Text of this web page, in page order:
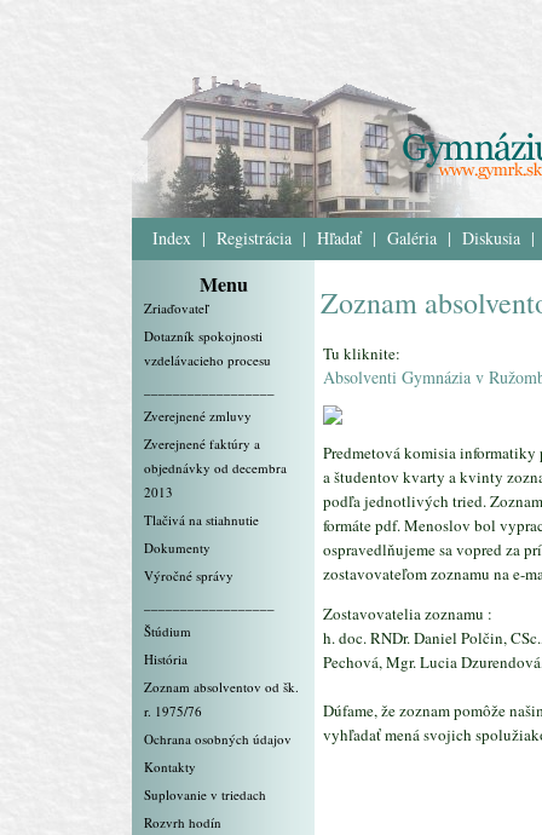
Index | Registrácia | Hľadať | Galéria | Diskusia |
Menu
Zriaďovateľ
Dotazník spokojnosti
vzdelávacieho procesu
Zverejnené zmluvy
Zverejnené faktúry a
objednávky od decembra
2013
Tlačivá na stiahnutie
Dokumenty
Výročné správy
Štúdium
História
Zoznam absolventov od šk.
r. 1975/76
Ochrana osobných údajov
Kontakty
Suplovanie v triedach
Rozvrh hodín
Zoznam
Tu kliknite:
Absolventi Gymnázia v
Predmetová komisia
a študentov kvarty a kvinty
podľa jednotlivých tried.
formáte pdf. Menoslov bol
ospravedlňujeme sa vopred za
zostavovateľom zoznamu na e-
Zostavovatelia zoznamu :
h. doc. RNDr. Daniel Polčin,
Pechová, Mgr. Lucia
Dúfame, že zoznam pomôže
vyhľadať mená svojich